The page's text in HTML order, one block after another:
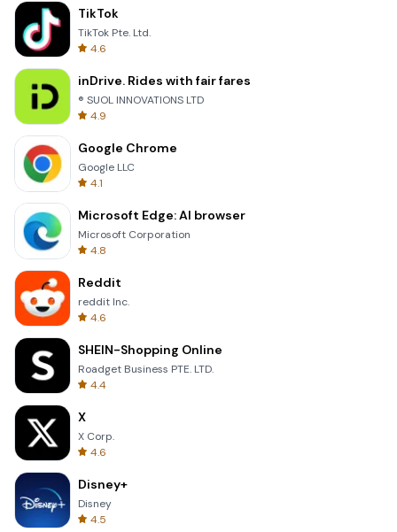
TikTok
TikTok Pte. Ltd.
4.6
inDrive. Rides with fair fares
® SUOL INNOVATIONS LTD
4.9
Google Chrome
Google LLC
4.1
Microsoft Edge: AI browser
Microsoft Corporation
4.8
Reddit
reddit Inc.
4.6
SHEIN-Shopping Online
Roadget Business PTE. LTD.
4.4
X
X Corp.
4.6
Disney+
Disney
4.5